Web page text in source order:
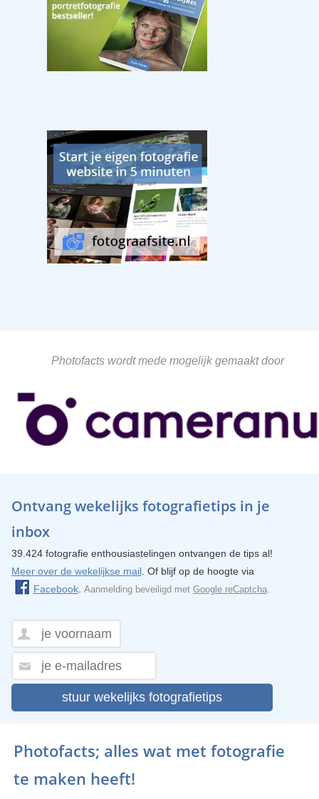
Photofacts wordt mede mogelijk gemaakt door
Ontvang wekelijks fotografietips in je
inbox
39.424 fotografie enthousiastelingen ontvangen de tips al!
Meer over de wekelijkse mail. Of blijf op de hoogte via
Facebook. Aanmelding beveiligd met Google reCaptcha.
stuur wekelijks fotografietips
Photofacts; alles wat met fotografie
te maken heeft!